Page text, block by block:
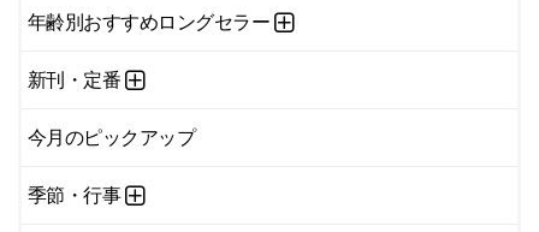
年齢別おすすめロングセラー
新刊・定番
今月のピックアップ
季節・行事